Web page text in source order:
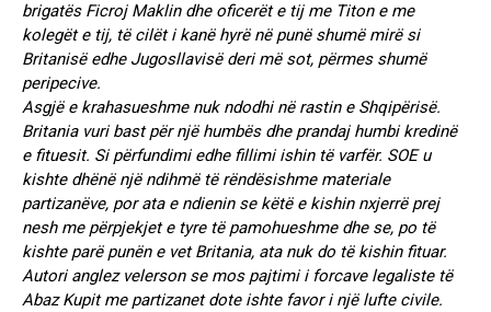
brigatës Ficroj Maklin dhe oficerët e tij me Titon e me
kolegët e tij, të cilët i kanë hyrë në punë shumë mirë si
Britanisë edhe Jugosllavisë deri më sot, përmes shumë
peripecive.
Asgjë e krahasueshme nuk ndodhi në rastin e Shqipërisë.
Britania vuri bast për një humbës dhe prandaj humbi kredinë
e fituesit. Si përfundimi edhe fillimi ishin të varfër. SOE u
kishte dhënë një ndihmë të rëndësishme materiale
partizanëve, por ata e ndienin se këtë e kishin nxjerrë prej
nesh me përpjekjet e tyre të pamohueshme dhe se, po të
kishte parë punën e vet Britania, ata nuk do të kishin fituar.
Autori anglez velerson se mos pajtimi i forcave legaliste të
Abaz Kupit me partizanet dote ishte favor i një lufte civile.